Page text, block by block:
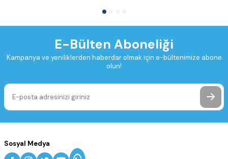
E-Bülten Aboneliği
Kampanya ve yeniliklerden haberdar olmak için e-bültenimize abone
olun!
Sosyal Medya